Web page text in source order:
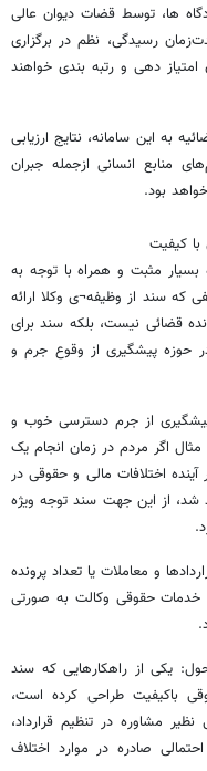
ها، توسط قضات دیوان عالی
رسیدگی، نظم در برگزاری
دهی و رتبه بندی خواهند
به این سامانه، نتایج ارزیابی
منابع انسانی ازجمله جبران
بود.
مثبت و همراه با توجه به
که سند از وظیفه¬ی وکلا ارائه
قضائی نیست، بلکه سند برای
پیشگیری از وقوع جرم و
از جرم دسترسی خوب و
اگر مردم در زمان انجام یک
آینده اختلافات مالی و حقوقی در
از این جهت سند توجه ویژه
و معاملات یا تعداد پرونده
خدمات حقوقی وکالت به صورتی
یکی از راهکارهایی که سند
باکیفیت طراحی کرده است،
مشاوره در تنظیم قرارداد،
صادره در موارد اختلاف